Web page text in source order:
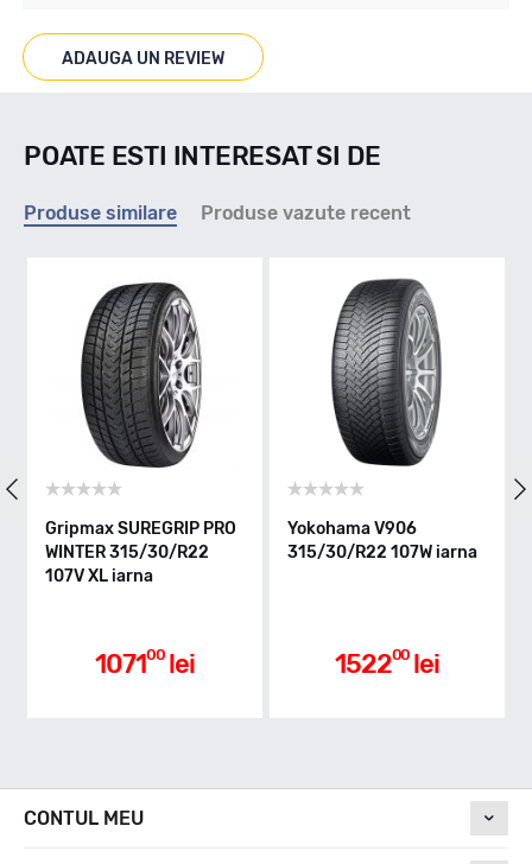
Marcaje
Indice greutate
Clasa de eficienta
C
ADAUGA UN REVIEW
POATE ESTI INTERESAT SI DE
Produse similare Produse vazute recent
PRO
Yokohama V906
315/30/R22 107W iarna
1522
Goodyear ULTRAGRIP
PERFORMANCE 3
1989
CONTUL MEU